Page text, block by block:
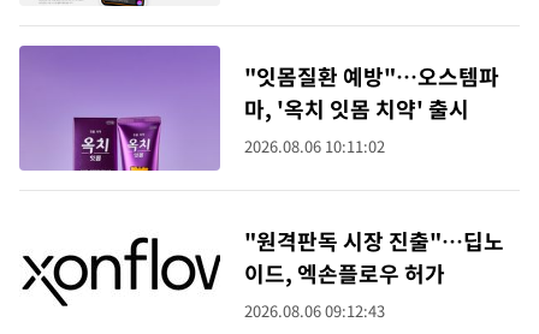
"잇몸질환 예방"…오스템파
마, '옥치 잇몸 치약' 출시
2026.08.06 10:11:02
"원격판독 시장 진출"…딥노
이드, 엑손플로우 허가
2026.08.06 09:12:43